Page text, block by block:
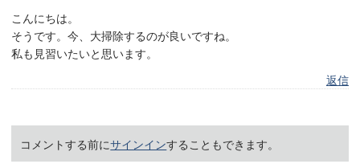
こんにちは。
そうです。今、大掃除するのが良いですね。
私も見習いたいと思います。
返信
コメントする前にサインインすることもできます。